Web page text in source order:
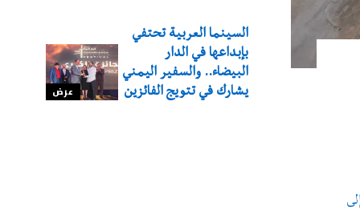
عرض
السينما العربية تحتفي
بإبداعها في الدار
البيضاء.. والسفير اليمني
يشارك في تتويج الفائزين